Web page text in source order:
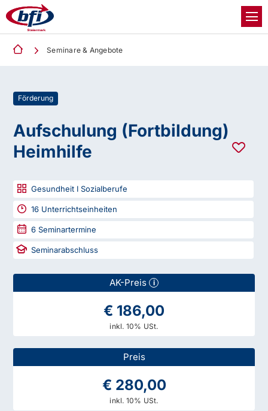
Seminare & Angebote
Förderung
Aufschulung (Fortbildung)
Heimhilfe
Gesundheit I Sozialberufe
16 Unterrichtseinheiten
6 Seminartermine
Seminarabschluss
AK-Preis i
€ 186,00
inkl. 10% USt.
Preis
€ 280,00
inkl. 10% USt.